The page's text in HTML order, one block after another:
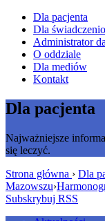
Dla pacjenta
Dla
Administrator
O oddziale
Dla mediów
Kontakt
Dla pacjenta
Najważniejsze
się leczyć.
Strona główna › Dla
Mazowszu›
Subskrybuj RSS